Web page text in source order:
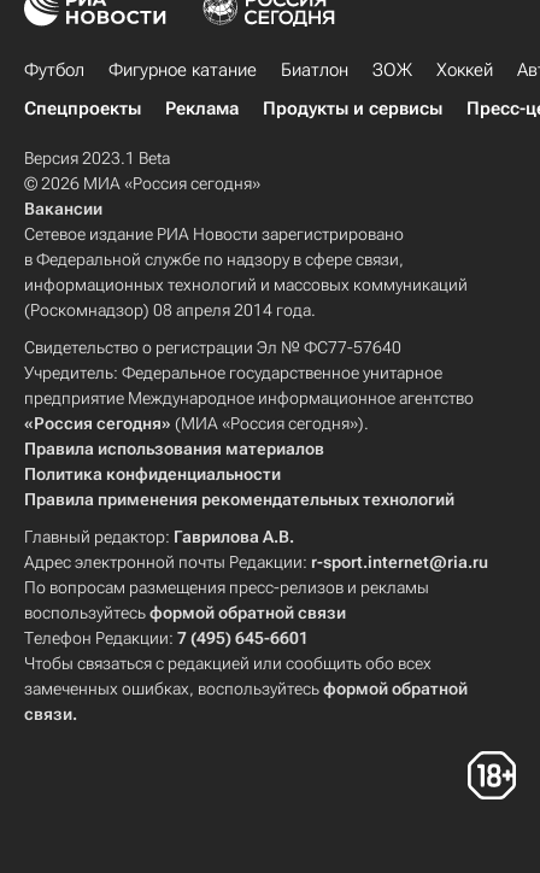
Футбол Фигурное катание Биатлон ЗОЖ Хоккей
Спецпроекты
Реклама Продукты и сервисы Пресс-
Версия 2023.1 Beta
© 2026 МИА «Россия сегодня»
Вакансии
Сетевое издание РИА Новости зарегистрировано
в Федеральной службе по надзору в сфере связи,
информационных технологий и массовых коммуникаций
(Роскомнадзор) 08 апреля 2014 года.
Свидетельство о регистрации Эл № ФС77-57640
Учредитель: Федеральное государственное унитарное
предприятие Международное информационное агентство
«Россия сегодня» (МИА «Россия сегодня»).
Правила использования материалов
Политика конфиденциальности
Правила применения рекомендательных технологий
Главный редактор: Гаврилова А.В.
Адрес электронной почты Редакции: r-sport.internet@ria.ru
По вопросам размещения пресс-релизов и рекламы
воспользуйтесьформой обратной связи
Телефон Редакции: 7 (495) 645-6601
Чтобы связаться с редакцией или сообщить обо всех
замеченных ошибках, воспользуйтесьформой обратной
связи.